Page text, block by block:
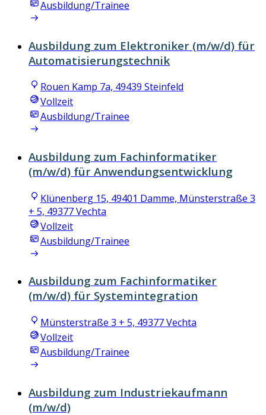
Ausbildung/Trainee
Ausbildung zum Elektroniker (m/w/d) für
Automatisierungstechnik
Rouen Kamp 7a, 49439 Steinfeld
Vollzeit
Ausbildung/Trainee
Ausbildung zum Fachinformatiker
(m/w/d) für Anwendungsentwicklung
Klünenberg 15, 49401 Damme, Münsterstraße 3
+ 5, 49377 Vechta
Vollzeit
Ausbildung/Trainee
Ausbildung zum Fachinformatiker
(m/w/d) für Systemintegration
Münsterstraße 3 + 5, 49377 Vechta
Vollzeit
Ausbildung/Trainee
Ausbildung zum Industriekaufmann
(m/w/d)